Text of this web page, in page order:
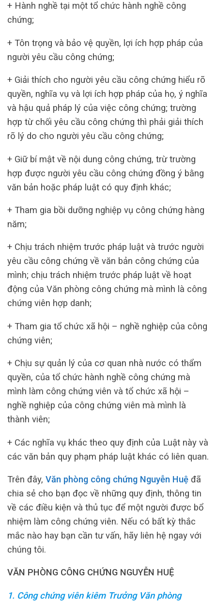
+ Hành nghề tại một tổ chức hành nghề công
chứng;
+ Tôn trọng và bảo vệ quyền, lợi ích hợp pháp của
người yêu cầu công chứng;
+ Giải thích cho người yêu cầu công chứng hiểu rõ
quyền, nghĩa vụ và lợi ích hợp pháp của họ, ý nghĩa
và hậu quả pháp lý của việc công chứng; trường
hợp từ chối yêu cầu công chứng thì phải giải thích
rõ lý do cho người yêu cầu công chứng;
+ Giữ bí mật về nội dung công chứng, trừ trường
hợp được người yêu cầu công chứng đồng ý bằng
văn bản hoặc pháp luật có quy định khác;
+ Tham gia bồi dưỡng nghiệp vụ công chứng hàng
năm;
+ Chịu trách nhiệm trước pháp luật và trước người
yêu cầu công chứng về văn bản công chứng của
mình; chịu trách nhiệm trước pháp luật về hoạt
động của Văn phòng công chứng mà mình là công
chứng viên hợp danh;
+ Tham gia tổ chức xã hội – nghề nghiệp của công
chứng viên;
+ Chịu sự quản lý của cơ quan nhà nước có thẩm
quyền, của tổ chức hành nghề công chứng mà
mình làm công chứng viên và tổ chức xã hội –
nghề nghiệp của công chứng viên mà mình là
thành viên;
+ Các nghĩa vụ khác theo quy định của Luật này và
các văn bản quy phạm pháp luật khác có liên quan.
Trên đây, Văn phòng công chứng Nguyễn Huệ đã
chia sẻ cho bạn đọc về những quy định, thông tin
về các điều kiện và thủ tục để một người được bổ
nhiệm làm công chứng viên. Nếu có bất kỳ thắc
mắc nào hay bạn cần tư vấn, hãy liên hệ ngay với
chúng tôi.
VĂN PHÒNG CÔNG CHỨNG NGUYỄN HUỆ
1. Công chứng viên kiêm Trưởng Văn phòng